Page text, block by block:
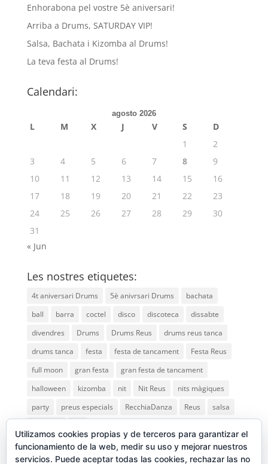
Enhorabona pel vostre 5è aniversari!
Arriba a Drums, SATURDAY VIP!
Salsa, Bachata i Kizomba al Drums!
La teva festa al Drums!
Calendari:
agosto 2026
L M X J V S
D
1
2
3
4 5 6 7 8
9
10
11 12 13 14 15
16
17
18 19 20 21 22
23
24
25 26 27 28 29
30
31
« Jun
Les nostres etiquetes:
4t aniversari Drums 5è anivrsari Drums
bachata
ball
barra coctel disco discoteca
dissabte
divendres
Drums Drums Reus
drums reus tanca
drums tanca
festa festa de tancament
Festa Reus
full moon
gran festa
gran festa de tancament
halloween
kizomba nit Nit Reus
nits màgiques
party
preus especials RecchiaDanza Reus
salsa
Utilizamos cookies propias y de terceros para garantizar el
funcionamiento de la web, medir su uso y mejorar nuestros
servicios. Puede aceptar todas las cookies, rechazar las no